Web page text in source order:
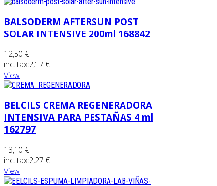
BALSODERM AFTERSUN POST
SOLAR INTENSIVE 200ml 168842
12,50 €
inc. tax:2,17 €
View
BELCILS CREMA REGENERADORA
INTENSIVA PARA PESTAÑAS 4 ml
162797
13,10 €
inc. tax:2,27 €
View